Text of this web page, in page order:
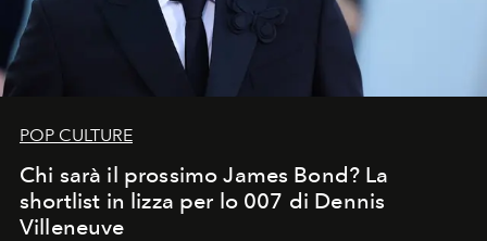
POP CULTURE
Chi sarà il prossimo James Bond? La
shortlist in lizza per lo 007 di Dennis
Villeneuve